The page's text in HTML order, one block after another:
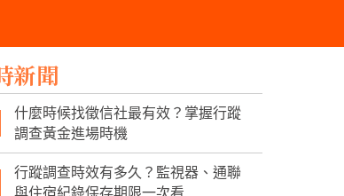
新聞
什麼時候找徵信社最有效？掌握行蹤
調查黃金進場時機
行蹤調查時效有多久？監視器、通聯